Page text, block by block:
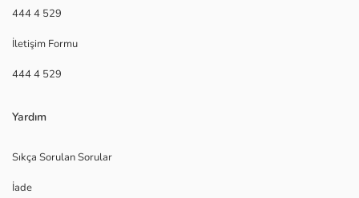
444 4 529
İletişim Formu
444 4 529
Yardım
Sıkça Sorulan Sorular
İade